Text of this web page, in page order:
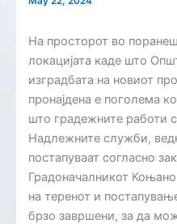
На просторот во
локацијата каде што
изградбата на новиот
пронајдена е поголема
што градежните работи
Надлежните служби,
постапуваат согласно
Градоначалникот
на теренот и
брзо завршени, за да